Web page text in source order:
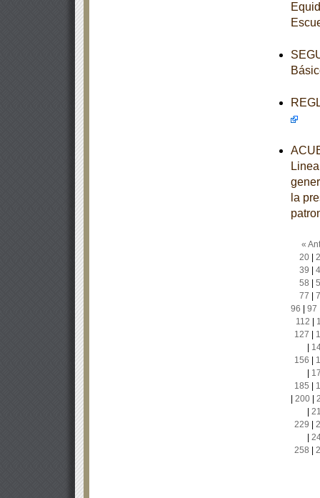
la
«
20|
39
58
77
96
97
112
127
156
185
200|
229
258